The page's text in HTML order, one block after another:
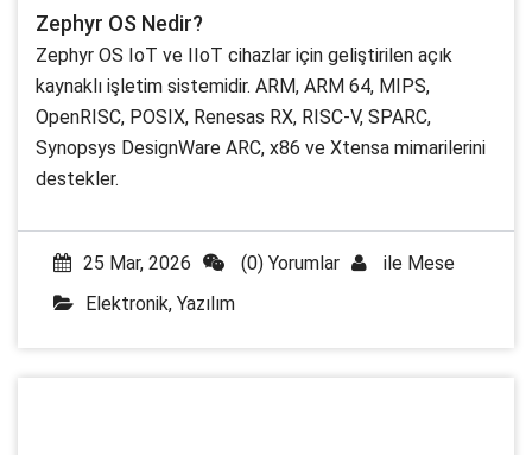
Zephyr OS Nedir?
Zephyr OS IoT ve IIoT cihazlar için geliştirilen açık
kaynaklı işletim sistemidir. ARM, ARM 64, MIPS,
OpenRISC, POSIX, Renesas RX, RISC-V, SPARC,
Synopsys DesignWare ARC, x86 ve Xtensa mimarilerini
destekler.
25 Mar, 2026 (0) Yorumlar ile Mese
Elektronik, Yazılım